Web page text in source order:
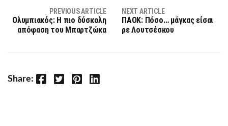
PREVIOUS ARTICLE
Ολυμπιακός: Η πιο δύσκολη
απόφαση του Μπαρτζώκα
NEXT ARTICLE
ΠΑΟΚ: Πόσο… μάγκας είσαι
ρε Λουτσέσκου
Share: Facebook Twitter Pinterest LinkedIn